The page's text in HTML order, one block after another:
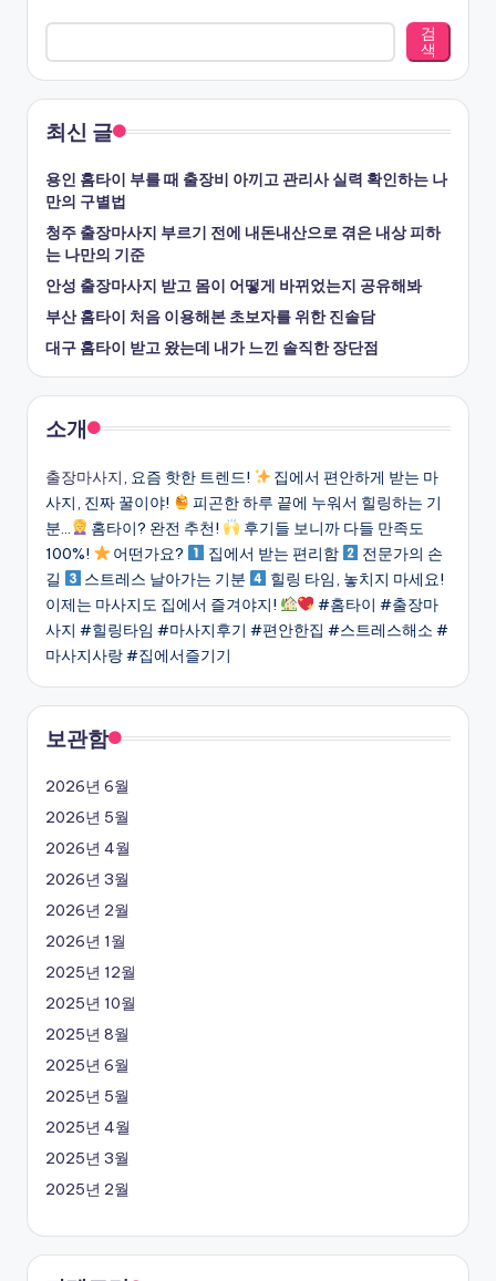
검
색
최신 글
용인 홈타이 부를 때 출장비 아끼고 관리사 실력 확인하는 나
만의 구별법
청주 출장마사지 부르기 전에 내돈내산으로 겪은 내상 피하
는 나만의 기준
안성 출장마사지 받고 몸이 어떻게 바뀌었는지 공유해봐
부산 홈타이 처음 이용해본 초보자를 위한 진솔담
대구 홈타이 받고 왔는데 내가 느낀 솔직한 장단점
소개
출장마사지 , 요즘 핫한 트렌드!
집에서 편안하게 받는 마
사지, 진짜 꿀이야!
피곤한 하루 끝에 누워서 힐링하는 기
분…
홈타이? 완전 추천!
후기들 보니까 다들 만족도
100%!
어떤가요? 집에서 받는 편리함
전문가의 손
길
스트레스 날아가는 기분
힐링 타임, 놓치지 마세요!
이제는 마사지도 집에서 즐겨야지!
#홈타이 #출장마
사지 #힐링타임 #마사지후기 #편안한집 #스트레스해소 #
마사지사랑 #집에서즐기기
보관함
2026년 6월
2026년 5월
2026년 4월
2026년 3월
2026년 2월
2026년 1월
2025년 12월
2025년 10월
2025년 8월
2025년 6월
2025년 5월
2025년 4월
2025년 3월
2025년 2월